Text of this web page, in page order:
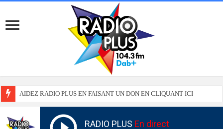
AIDEZ RADIO PLUS EN FAISANT UN DON EN CLIQUANT ICI
RADIO PLUS En direct